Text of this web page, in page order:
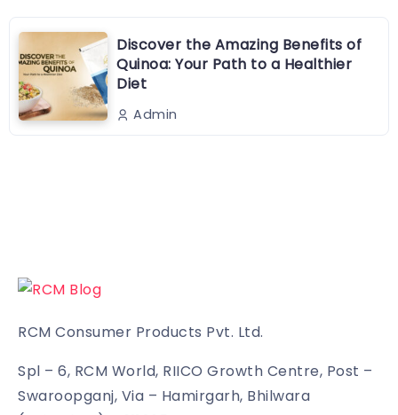
Discover the Amazing Benefits of
Quinoa: Your Path to a Healthier
Diet
Admin
RCM Consumer Products Pvt. Ltd.
Spl – 6, RCM World, RIICO Growth Centre, Post –
Swaroopganj, Via – Hamirgarh, Bhilwara